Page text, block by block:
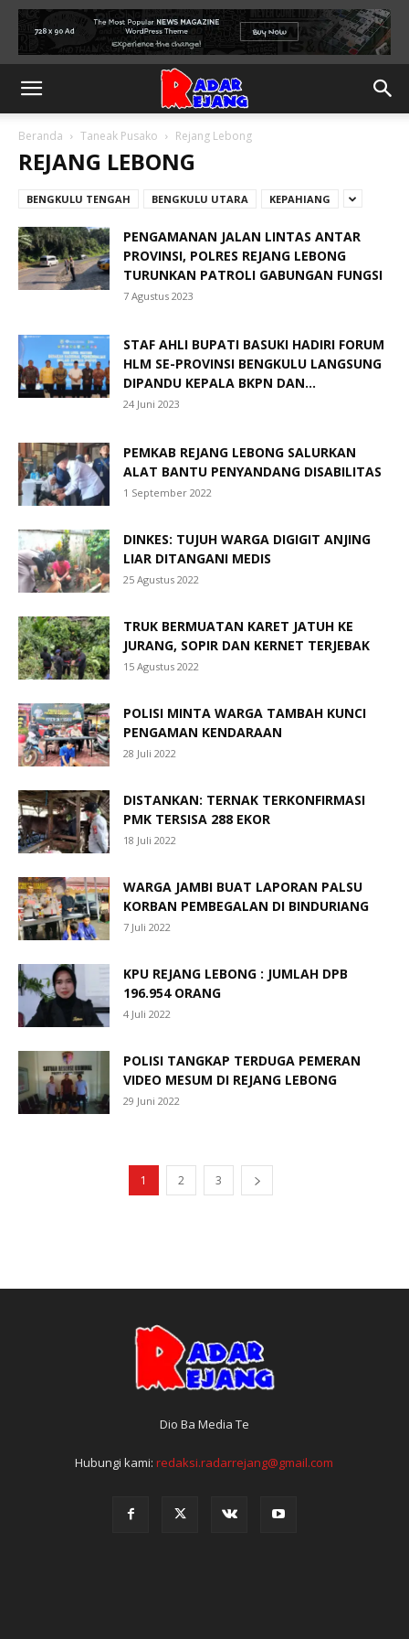
Beranda Taneak Pusako Rejang Lebong
REJANG LEBONG
BENGKULU TENGAH BENGKULU UTARA KEPAHIANG
PENGAMANAN JALAN LINTAS ANTAR
PROVINSI, POLRES REJANG LEBONG
TURUNKAN PATROLI GABUNGAN FUNGSI
7 Agustus 2023
STAF AHLI BUPATI BASUKI HADIRI FORUM
HLM SE-PROVINSI BENGKULU LANGSUNG
DIPANDU KEPALA BKPN DAN...
24 Juni 2023
PEMKAB REJANG LEBONG SALURKAN
ALAT BANTU PENYANDANG DISABILITAS
1 September 2022
DINKES: TUJUH WARGA DIGIGIT ANJING
LIAR DITANGANI MEDIS
25 Agustus 2022
TRUK BERMUATAN KARET JATUH KE
JURANG, SOPIR DAN KERNET TERJEBAK
15 Agustus 2022
POLISI MINTA WARGA TAMBAH KUNCI
PENGAMAN KENDARAAN
28 Juli 2022
DISTANKAN: TERNAK TERKONFIRMASI
PMK TERSISA 288 EKOR
18 Juli 2022
WARGA JAMBI BUAT LAPORAN PALSU
KORBAN PEMBEGALAN DI BINDURIANG
7 Juli 2022
KPU REJANG LEBONG : JUMLAH DPB
196.954 ORANG
4 Juli 2022
POLISI TANGKAP TERDUGA PEMERAN
VIDEO MESUM DI REJANG LEBONG
29 Juni 2022
1 2 3
Dio Ba Media Te
Hubungi kami:redaksi.radarrejang@gmail.com